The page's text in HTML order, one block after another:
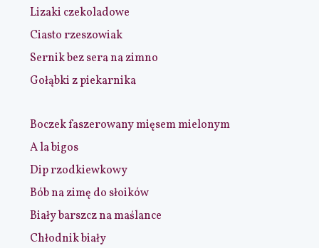
Lizaki czekoladowe
Ciasto rzeszowiak
Sernik bez sera na zimno
Gołąbki z piekarnika
Boczek faszerowany mięsem mielonym
A la bigos
Dip rzodkiewkowy
Bób na zimę do słoików
Biały barszcz na maślance
Chłodnik biały